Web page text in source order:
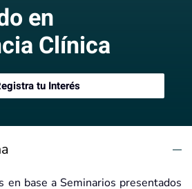
en
Clínica
tu Interés
en base a Seminarios presentados